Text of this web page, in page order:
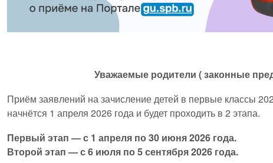
Уважаемые родители ( законные
Приём заявлений на зачисление детей в первые классы
начнётся 1 апреля 2026 года и будет проходить в 2 этапа.
Первый этап — с 1 апреля по 30 июня 2026 года.
Второй этап — с 6 июля по 5 сентября 2026 года.